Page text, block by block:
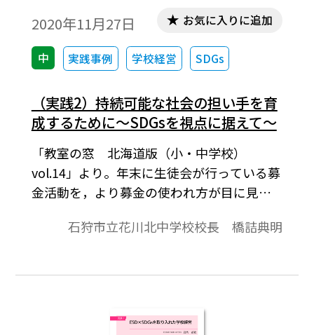
2020年11月27日
中 実践事例 学校経営 SDGs
お気に入りに追加
（実践2）持続可能な社会の担い手を育
成するために～SDGsを視点に据えて～
「教室の窓 北海道版（小・中学校）
vol.14」より。年末に生徒会が行っている募
金活動を，より募金の使われ方が目に見え
するための支援金として送金する取り組み
るタイの生徒の写真が掲示されている。そ
祉と健康」，目標４「質の高い教育」につ
ながる活動だということを教職員に伝え
石狩市立花川北中学校校長 橋詰典明